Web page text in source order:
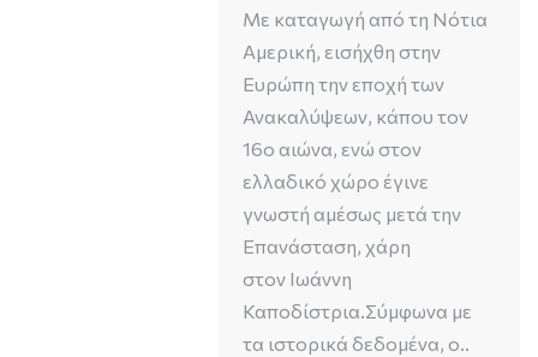
Με καταγωγή από τη Νότια
Αμερική, εισήχθη στην
Ευρώπη την εποχή των
Ανακαλύψεων, κάπου τον
16ο αιώνα, ενώ στον
ελλαδικό χώρο έγινε
γνωστή αμέσως μετά την
Επανάσταση, χάρη
στον Ιωάννη
Καποδίστρια.Σύμφωνα με
τα ιστορικά δεδομένα, ο..